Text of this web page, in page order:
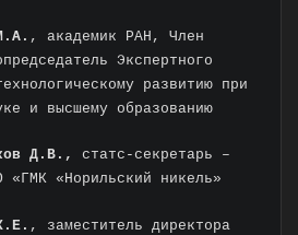
, академик РАН, Член
Экспертного
развитию при
и высшему образованию
Д.В., статс-секретарь –
«ГМК «Норильский никель»
, заместитель директора